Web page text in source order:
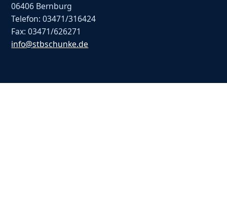
06406 Bernburg
Telefon: 03471/316424
Fax: 03471/626271
info@stbschunke.de